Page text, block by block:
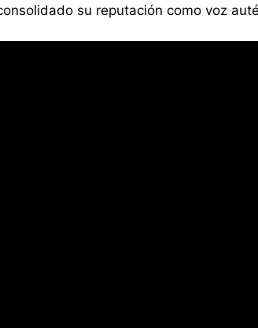
su reputación como voz